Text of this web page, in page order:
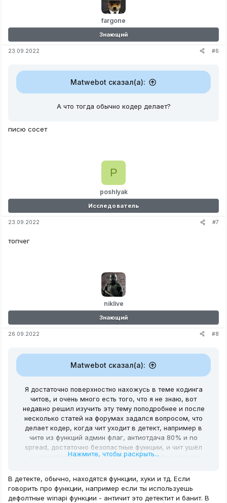
fargone
Знающий
23.09.2022 #6
Matwebot сказал(а):
А что тогда обычно кодер делает?
писю сосет
poshlyak
P
Исследователь
23.09.2022 #7
топчег
niklive
Знающий
26.09.2022 #8
Matwebot сказал(а):
Я достаточно поверхностно нахожусь в теме кодинга
читов, и очень много есть того, что я не знаю, вот
недавно решил изучить эту тему поподробнее и после
несколько статей на форумах задался вопросом, что
делает кодер, когда чит уходит в детект, например в
чите из функций админ флаг, антиотдача 80% и no
spread, достаточно безопастные функции, и чит ушёл
в детект(забанило 10 юзеров из 20), есть какие то
то меняет в драйвере? Или все таки есть какой то
"мануал" По выводу чита из детекта, прошу без
негатива
Нажмите, чтобы раскрыть...
В детекте, обычно, находятся функции, хуки и тд. Если
говорить про функции, например если ты используешь
дефолтные winapi функции - античит это детектит и банит. В